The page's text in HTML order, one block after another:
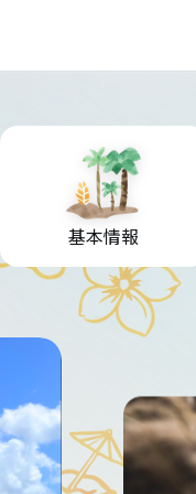
基本情報